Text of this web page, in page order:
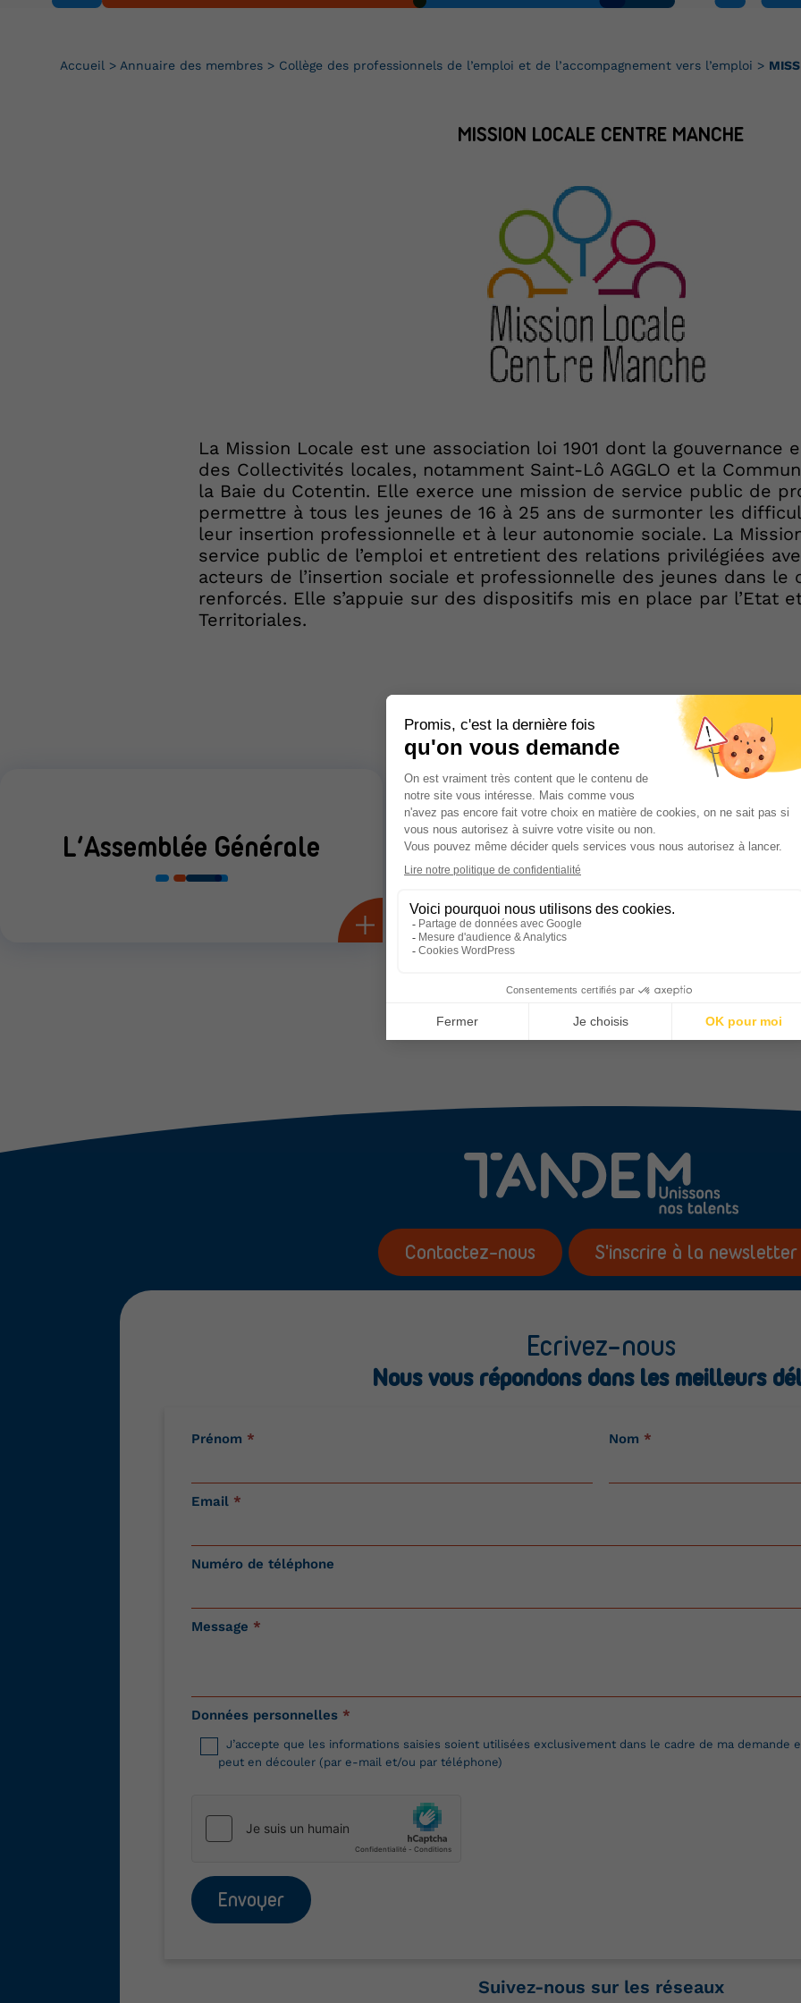
Accueil > Annuaire des membres > Collège des professionnels de l’emploi et de l’accompagnement vers l’emploi >
MISSION LOCALE CENTRE MANCHE
La Mission Locale est une association loi 1901 dont la gouvernance
des Collectivités locales, notamment Saint-Lô AGGLO et la
la Baie du Cotentin. Elle exerce une mission de service public de
permettre à tous les jeunes de 16 à 25 ans de surmonter les
leur insertion professionnelle et à leur autonomie sociale. La
service public de l’emploi et entretient des relations privilégiées
acteurs de l’insertion sociale et professionnelle des jeunes dans le
renforcés. Elle s’appuie sur des dispositifs mis en place par l’Etat
Territoriales.
Nos prestations
L’Assemblée Générale Le Conseil d’Administration
Contactez-nous S'inscrire à la newsletter
Ecrivez-nous
Nous vous répondons dans les meilleurs
Contactez-
Prénom * Nom *
Email *
Numéro de téléphone
Message *
Données personnelles *
J’accepte que les informations saisies soient utilisées exclusivement dans le cadre de ma demande
peut en découler (par e-mail et/ou par téléphone)
Envoyer
Suivez-nous sur les réseaux